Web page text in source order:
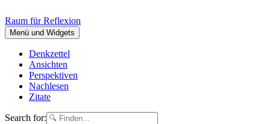
zum
Inhalt
Raum für Reflexion
Menü und Widgets
Denkzettel
Ansichten
Perspektiven
Nachlesen
Zitate
Search for: